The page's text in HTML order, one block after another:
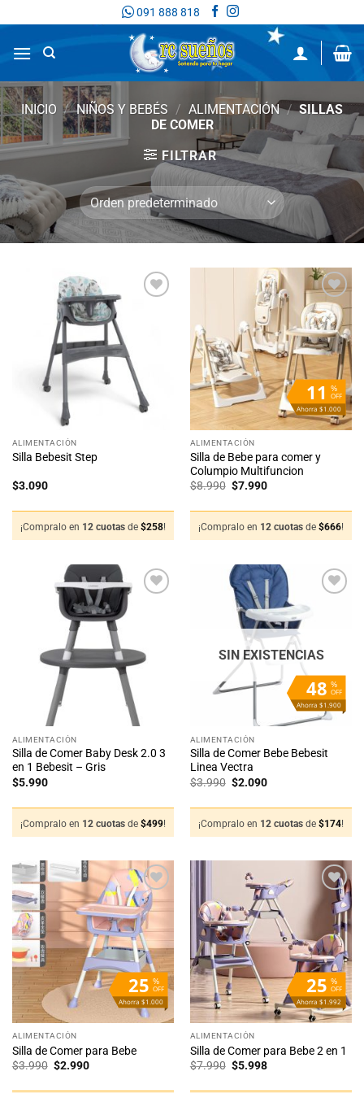
al
contenido
091 888 818
INICIO / NIÑOS Y BEBÉS / ALIMENTACIÓN / SILLAS
DE COMER
FILTRAR
ALIMENTACIÓN
Silla Bebesit Step
$3.090
¡Compralo en 12 cuotas de $258!
%
OFF
11
Ahorra $1.000
Añadir
a la
lista
de
deseos
ALIMENTACIÓN
Silla de Bebe para comer y
Columpio Multifuncion
$8.990 El
$8.990.
$7.990El
$7.990.
¡Compralo en 12 cuotas de $666!
deseos
ALIMENTACIÓN
Silla de Comer Baby Desk 2.0 3
en 1 Bebesit – Gris
$5.990
¡Compralo en 12 cuotas de $499!
%
OFF
48
Ahorra $1.900
deseos
SIN EXISTENCIAS
ALIMENTACIÓN
Silla de Comer Bebe Bebesit
Linea Vectra
$3.990 El
$3.990.
$2.090El
$2.090.
¡Compralo en 12 cuotas de $174!
%
OFF
25
Ahorra $1.000
Añadir
a la
lista
de
deseos
ALIMENTACIÓN
Silla de Comer para Bebe
$3.990 El
$2.990El
%
OFF
25
Ahorra $1.992
Añadir
a la
lista
de
deseos
ALIMENTACIÓN
Silla de Comer para Bebe 2 en 1
$7.990 El
$5.998El